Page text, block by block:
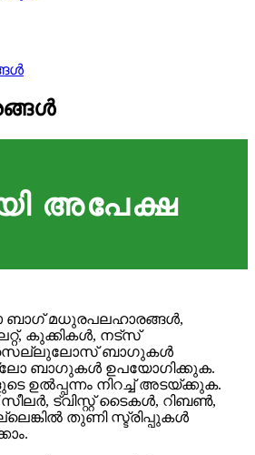
അപേക്ഷ
​​ബാഗ് മധുരപലഹാരങ്ങൾ,
കുക്കികൾ, നട്സ്
സെല്ലുലോസ് ബാഗുകൾ
ബാഗുകൾ ഉപയോഗിക്കുക.
ഉൽപ്പന്നം നിറച്ച് അടയ്ക്കുക.
ട്വിസ്റ്റ് ടൈകൾ, റിബൺ,
തുണി സ്ട്രിപ്പുകൾ